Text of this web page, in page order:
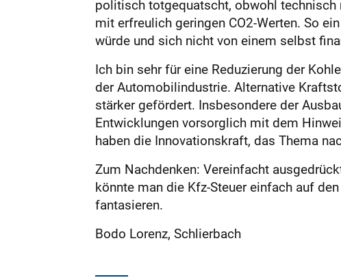
politisch totgequatscht, obwohl
mit erfreulich geringen CO2-Werten. So
würde und sich nicht von einem selbst
Ich bin sehr für eine Reduzierung der
der Automobilindustrie. Alternative
stärker gefördert. Insbesondere der
Entwicklungen vorsorglich mit dem
haben die Innovationskraft, das Thema
Zum Nachdenken: Vereinfacht
könnte man die Kfz-Steuer einfach auf
fantasieren.
Bodo Lorenz, Schlierbach